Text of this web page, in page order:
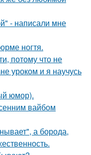
- написали мне
ногтя.
потому что не
уроком и я научусь
юмор).
вайбом
а борода,